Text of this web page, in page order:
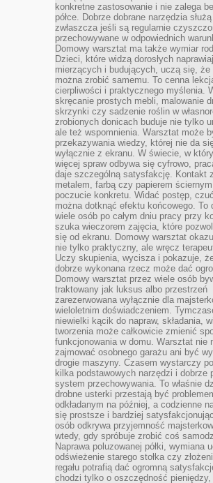
konkretne zastosowanie i nie zalega
półce. Dobrze dobrane narzędzia
zwłaszcza jeśli są regularnie
przechowywane w odpowiednich
Domowy warsztat ma także wymiar
Dzieci, które widzą dorosłych
mierzących i budujących, uczą się, że
można zrobić samemu. To cenna
cierpliwości i praktycznego myślenia.
skręcanie prostych mebli, malowanie
skrzynki czy sadzenie roślin w
zrobionych donicach buduje nie tylko
ale też wspomnienia. Warsztat może
przekazywania wiedzy, której nie da
wyłącznie z ekranu. W świecie, w
więcej spraw odbywa się cyfrowo,
daje szczególną satysfakcję. Kontakt
metalem, farbą czy papierem
poczucie konkretu. Widać postęp,
można dotknąć efektu końcowego. To
wiele osób po całym dniu pracy przy
szuka wieczorem zajęcia, które
się od ekranu. Domowy warsztat
nie tylko praktyczny, ale wręcz
Uczy skupienia, wycisza i pokazuje,
dobrze wykonana rzecz może dać
Domowy warsztat przez wiele osób
traktowany jak luksus albo przestrzeń
zarezerwowana wyłącznie dla
wieloletnim doświadczeniem.
niewielki kącik do napraw, składania,
tworzenia może całkowicie zmienić
funkcjonowania w domu. Warsztat nie
zajmować osobnego garażu ani być
drogie maszyny. Czasem wystarczy
kilka podstawowych narzędzi i dobrze
system przechowywania. To właśnie
drobne usterki przestają być
odkładanym na później, a codzienne
się prostsze i bardziej
osób odkrywa przyjemność
wtedy, gdy spróbuje zrobić coś
Naprawa poluzowanej półki, wymiana
odświeżenie starego stołka czy
regału potrafią dać ogromną
chodzi tylko o oszczędność